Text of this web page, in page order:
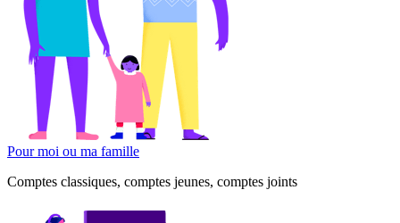
Pour moi ou ma famille
Comptes classiques, comptes jeunes, comptes joints